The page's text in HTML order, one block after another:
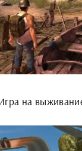
на